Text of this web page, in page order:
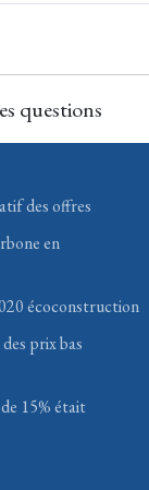
questions
des offres
en
écoconstruction
prix bas
15% était